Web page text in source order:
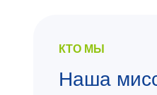
КТО МЫ
Наша